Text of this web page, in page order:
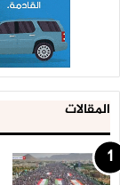
المقالات